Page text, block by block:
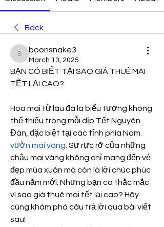
Back
boonsnake3
boonsnake3
March 13, 2025
BẠN CÓ BIẾT TẠI SAO GIÁ THUÊ MAI
TẾT LẠI CAO?
Hoa mai từ lâu đã là biểu tượng không
thể thiếu trong mỗi dịp Tết Nguyên
vườn mai vàng . Sự rực rỡ của những
chậu mai vàng không chỉ mang đến vẻ
đẹp mùa xuân mà còn là lời chúc phúc
đầu năm mới. Nhưng bạn có thắc mắc
vì sao giá thuê mai tết lại cao? Hãy
cùng khám phá câu trả lời qua bài viết
sau!